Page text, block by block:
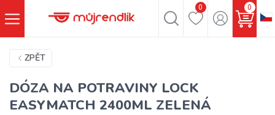
0 0
ZPĚT
DÓZA NA POTRAVINY LOCK
EASYMATCH 2400ML ZELENÁ